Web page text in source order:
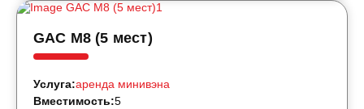
GAC M8 (5 мест)
Услуга:аренда минивэна
Вместимость:5